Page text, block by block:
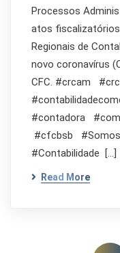
Processos
atos
Regionais de
novo coronavírus
CFC. #crcam
#contadora
#cfcbsb
#Contabilidade […]
Read More